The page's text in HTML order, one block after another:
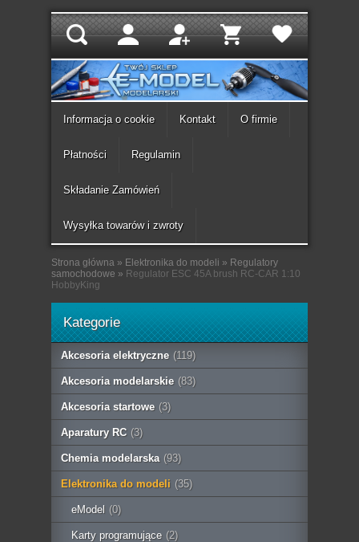
Informacja o cookie Kontakt O firmie
Płatności Regulamin
Składanie Zamówień
Wysyłka towarów i zwroty
Strona główna » Elektronika do modeli » Regulatory
samochodowe » Regulator ESC 45A brush RC-CAR 1:10
HobbyKing
Kategorie
Akcesoria elektryczne (119)
Akcesoria modelarskie (83)
Akcesoria startowe (3)
Aparatury RC (3)
Chemia modelarska (93)
Elektronika do modeli (35)
eModel (0)
Karty programujące (2)